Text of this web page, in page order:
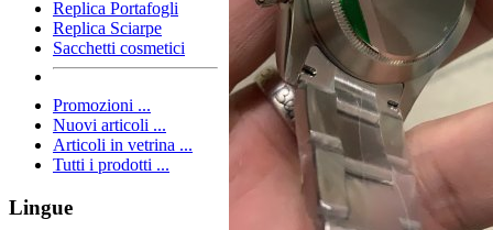
Replica Portafogli
Replica Sciarpe
Sacchetti cosmetici
Promozioni ...
Nuovi articoli ...
Articoli in vetrina ...
Tutti i prodotti ...
Lingue